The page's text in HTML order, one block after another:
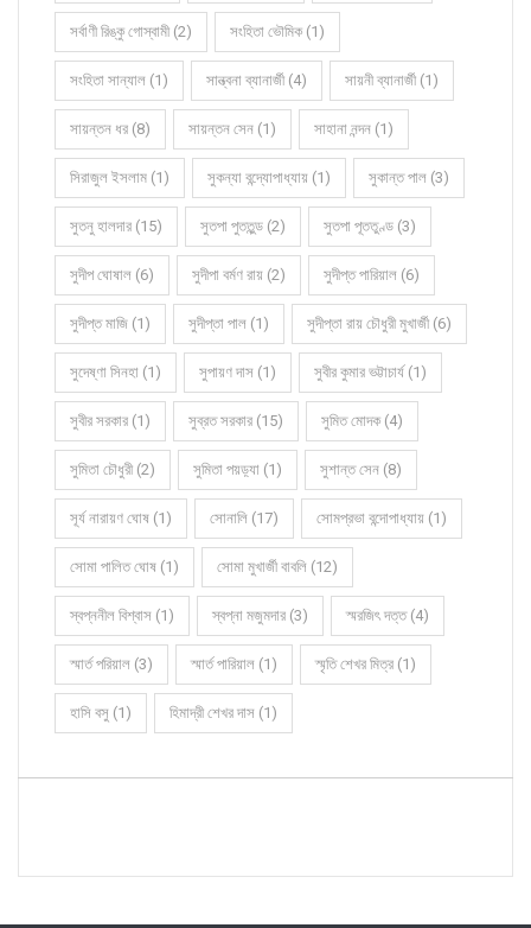
সর্বাণী রিঙ্কু গোস্বামী (2) সংহিতা ভৌমিক (1)
সংহিতা সান্যাল (1) সান্ত্বনা ব্যানার্জী (4) সায়নী ব্যানার্জী (1)
সায়ন্তন ধর (8) সায়ন্তন সেন (1) সাহানা নন্দন (1)
সিরাজুল ইসলাম (1) সুকন্যা বন্দ্যোপাধ্যায় (1) সুকান্ত পাল (3)
সুতনু হালদার (15) সুতপা পুততুন্ড (2) সুতপা পূততুণ্ড (3)
সুদীপ ঘোষাল (6) সুদীপা বর্মণ রায় (2) সুদীপ্ত পারিয়াল (6)
সুদীপ্ত মাজি (1) সুদীপ্তা পাল (1) সুদীপ্তা রায় চৌধুরী মুখার্জী (6)
সুদেষ্ণা সিনহা (1) সুপায়ণ দাস (1) সুবীর কুমার ভট্টাচার্য (1)
সুবীর সরকার (1) সুব্রত সরকার (15) সুমিত মোদক (4)
সুমিতা চৌধুরী (2) সুমিতা পয়ড়্যা (1) সুশান্ত সেন (8)
সূর্য নারায়ণ ঘোষ (1) সোনালি (17) সোমপ্রভা বন্দোপাধ্যায় (1)
সোমা পালিত ঘোষ (1) সোমা মুখার্জী বাবলি (12)
স্বপ্ননীল বিশ্বাস (1) স্বপ্না মজুমদার (3) স্মরজিৎ দত্ত (4)
স্মার্ত পরিয়াল (3) স্মার্ত পারিয়াল (1) স্মৃতি শেখর মিত্র (1)
হাসি বসু (1) হিমাদ্রী শেখর দাস (1)